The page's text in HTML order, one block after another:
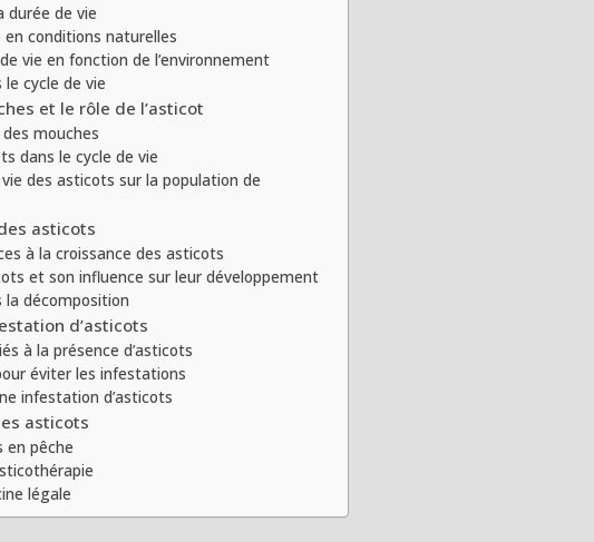
durée de vie
conditions naturelles
vie en fonction de l’environnement
cycle de vie
et le rôle de l’asticot
mouches
dans le cycle de vie
des asticots sur la population de
asticots
à la croissance des asticots
et son influence sur leur développement
la décomposition
d’asticots
à la présence d’asticots
éviter les infestations
infestation d’asticots
asticots
en pêche
légale